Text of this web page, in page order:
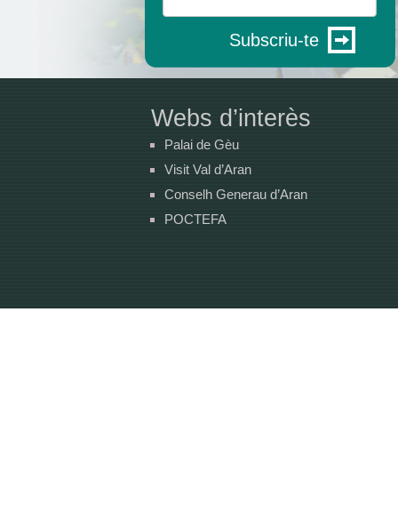
Subscriu-te
Webs d’interès
Palai de Gèu
Visit Val d’Aran
Conselh Generau d’Aran
POCTEFA